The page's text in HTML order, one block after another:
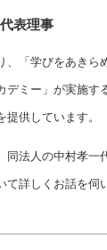
表理事
、「学びをあきら
デミー」が実施
供しています。
同法人の中村孝一
詳しくお話を伺